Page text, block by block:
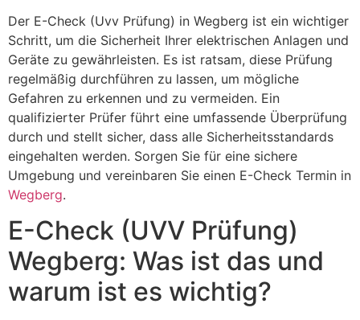
Der E-Check (Uvv Prüfung) in Wegberg ist ein wichtiger
Schritt, um die Sicherheit Ihrer elektrischen Anlagen und
Geräte zu gewährleisten. Es ist ratsam, diese Prüfung
regelmäßig durchführen zu lassen, um mögliche
Gefahren zu erkennen und zu vermeiden. Ein
qualifizierter Prüfer führt eine umfassende Überprüfung
durch und stellt sicher, dass alle Sicherheitsstandards
eingehalten werden. Sorgen Sie für eine sichere
Umgebung und vereinbaren Sie einen E-Check Termin in
Wegberg.
E-Check (UVV Prüfung)
Wegberg: Was ist das und
warum ist es wichtig?